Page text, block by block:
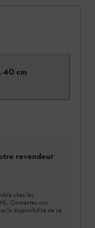
40 cm
revendeur
chez les
Contactez nos
la disponibilité de ce